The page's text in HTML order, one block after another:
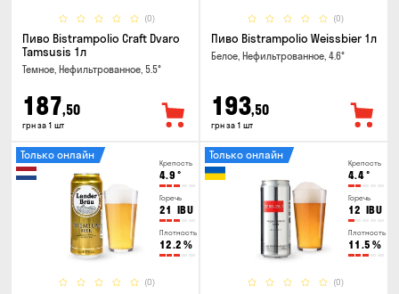
(0)
Пиво Bistrampolio Craft Dvaro
Tamsusis 1л
Темное, Нефильтрованное, 5.5°
187,50
грн за 1 шт
(0)
Пиво Bistrampolio Weissbier 1л
Белое, Нефильтрованное, 4.6°
193,50
грн за 1 шт
Крепость
4.9 °
Горечь
21 IBU
Плотность
12.2 %
(0)
Только онлайн
Крепость
4.4°
Горечь
12 IBU
Плотность
11.5 %
(0)
Только онлайн